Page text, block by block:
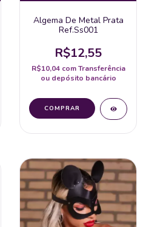
Algema De Metal Prata
Ref.Ss001
R$12,55
R$10,04 com Transferência
ou depósito bancário